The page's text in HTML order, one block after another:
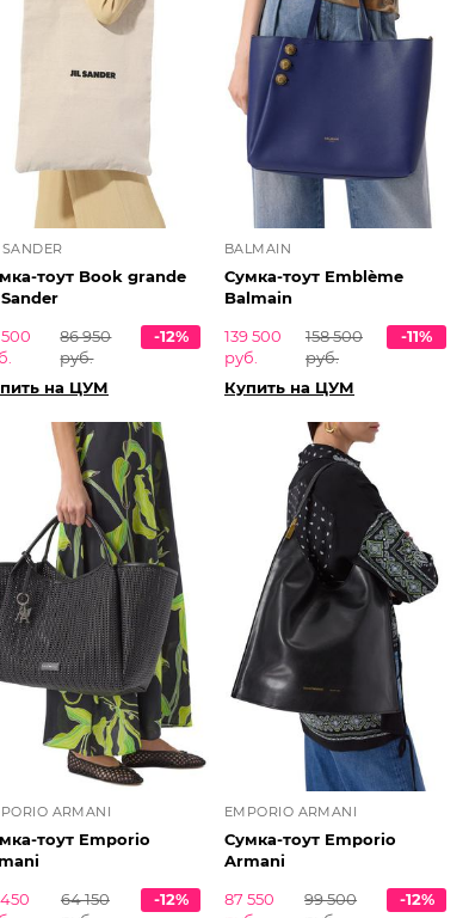
тоут Book grande
86 950
руб.
-12%
на ЦУМ
BALMAIN
Сумка-тоут Emblème
Balmain
139 500
руб.
158 500
руб.
-11%
Купить на ЦУМ
ARMANI
тоут Emporio
64 150
-12%
EMPORIO ARMANI
Сумка-тоут Emporio
Armani
87 550
99 500
-12%